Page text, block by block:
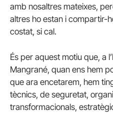
amb nosaltres mateixes,
altres ho estan i compartir-
costat, si cal.
És per aquest motiu que, a
Mangrané, quan ens hem
que ara encetarem, hem
tècnics, de seguretat,
transformacionals,